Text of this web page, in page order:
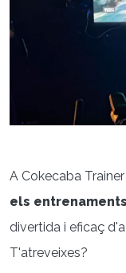
A Cokecaba
els entrenaments
divertida i eficaç
T'atreveixes?